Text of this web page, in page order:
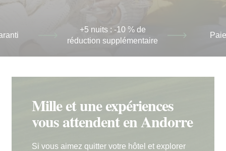
Paiement à l'hôtel
Paiement à l'hôtel
Mille et une expériences
vous attendent en Andorre
Si vous aimez quitter votre hôtel et explorer